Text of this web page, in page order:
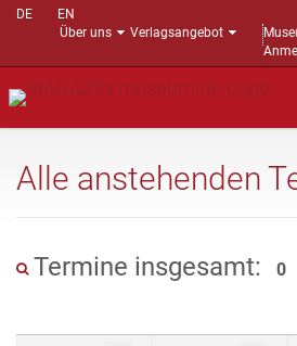
DE
EN
Über uns
Verlagsangebot
Alle anstehenden
Termine insgesamt: 0